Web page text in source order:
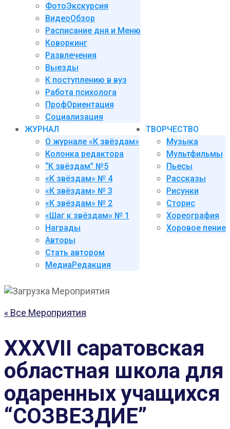
ФотоЭкскурсия
ВидеоОбзор
Расписание дня и Меню
Коворкинг
Развлечения
Выезды
К поступлению в вуз
Работа психолога
ПрофОриентация
Социализация
ЖУРНАЛ
О журнале «К звёздам»
Колонка редактора
“К звёздам” №5
«К звёздам» № 4
«К звёздам» № 3
«К звёздам» № 2
«Шаг к звёздам» № 1
Награды
Авторы
Стать автором
МедиаРедакция
ТВОРЧЕСТВО
Музыка
Мультфильмы
Пьесы
Рассказы
Рисунки
Сторис
Хореография
Хоровое пение
« Все Мероприятия
XXXVII cаратовская
областная школа для
одаренных учащихся
“СОЗВЕЗДИЕ”